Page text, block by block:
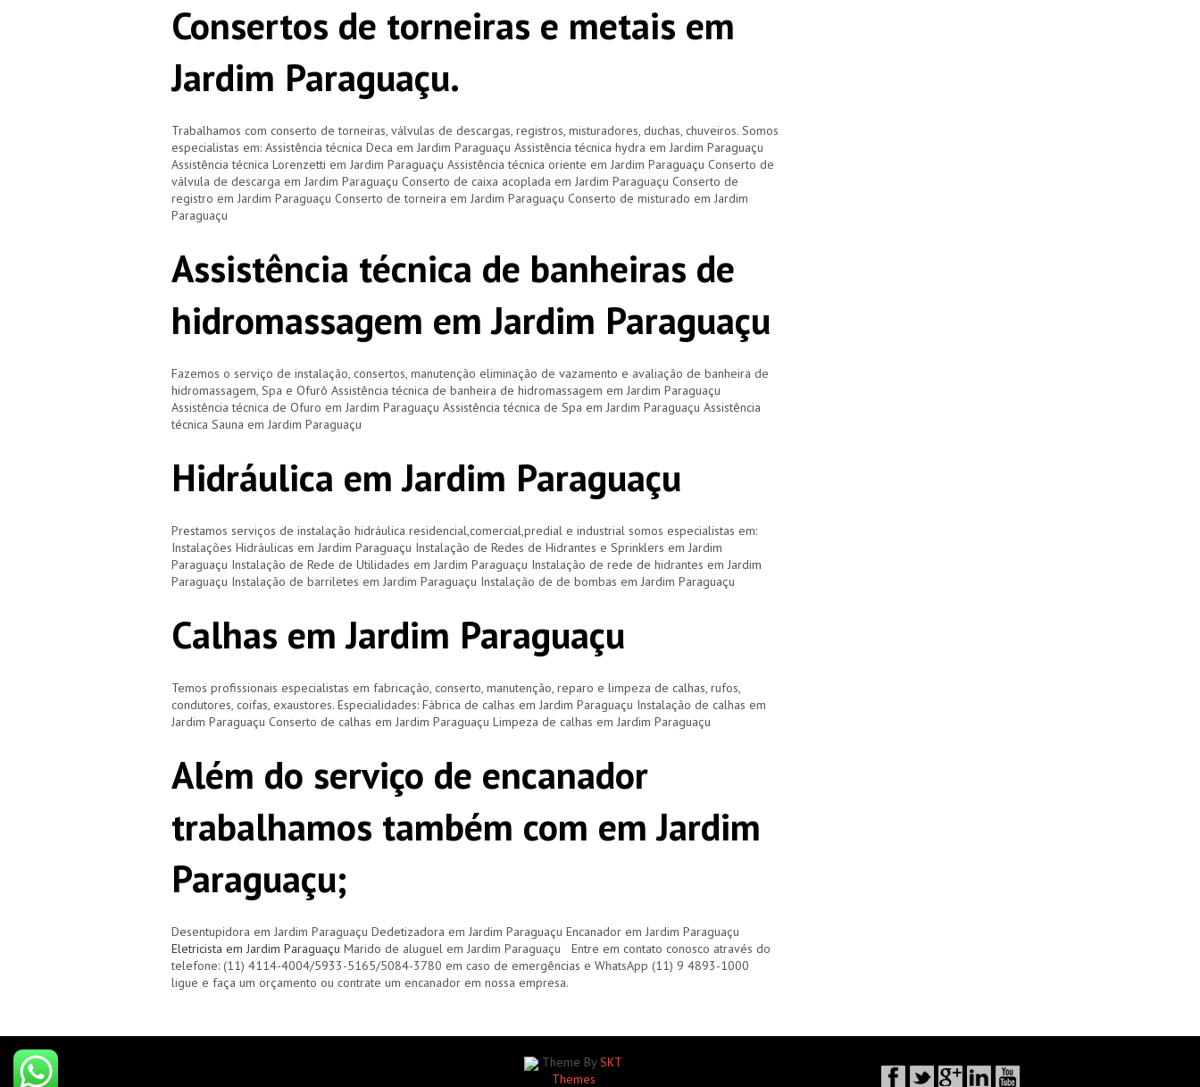
Consertos de torneiras e metais em
Jardim Paraguaçu.
Trabalhamos com conserto de torneiras, válvulas de descargas, registros, misturadores, duchas, chuveiros. Somos
especialistas em: Assistência técnica Deca em Jardim Paraguaçu Assistência técnica hydra em Jardim Paraguaçu
Assistência técnica Lorenzetti em Jardim Paraguaçu Assistência técnica oriente em Jardim Paraguaçu Conserto de
válvula de descarga em Jardim Paraguaçu Conserto de caixa acoplada em Jardim Paraguaçu Conserto de
registro em Jardim Paraguaçu Conserto de torneira em Jardim Paraguaçu Conserto de misturado em Jardim
Paraguaçu
Assistência técnica de banheiras de
hidromassagem em Jardim Paraguaçu
Fazemos o serviço de instalação, consertos, manutenção eliminação de vazamento e avaliação de banheira de
hidromassagem, Spa e Ofurô Assistência técnica de banheira de hidromassagem em Jardim Paraguaçu
Assistência técnica de Ofuro em Jardim Paraguaçu Assistência técnica de Spa em Jardim Paraguaçu Assistência
técnica Sauna em Jardim Paraguaçu
Hidráulica em Jardim Paraguaçu
Prestamos serviços de instalação hidráulica residencial,comercial,predial e industrial somos especialistas em:
Instalações Hidráulicas em Jardim Paraguaçu Instalação de Redes de Hidrantes e Sprinklers em Jardim
Paraguaçu Instalação de Rede de Utilidades em Jardim Paraguaçu Instalação de rede de hidrantes em Jardim
Paraguaçu Instalação de barriletes em Jardim Paraguaçu Instalação de de bombas em Jardim Paraguaçu
Calhas em Jardim Paraguaçu
Temos profissionais especialistas em fabricação, conserto, manutenção, reparo e limpeza de calhas, rufos,
condutores, coifas, exaustores. Especialidades: Fábrica de calhas em Jardim Paraguaçu Instalação de calhas em
Jardim Paraguaçu Conserto de calhas em Jardim Paraguaçu Limpeza de calhas em Jardim Paraguaçu
Além do serviço de encanador
trabalhamos também com em Jardim
Paraguaçu;
Desentupidora em Jardim Paraguaçu Dedetizadora em Jardim Paraguaçu Encanador em Jardim Paraguaçu
Eletricista em Jardim Paraguaçu Marido de aluguel em Jardim Paraguaçu Entre em contato conosco através do
telefone: (11) 4114-4004/5933-5165/5084-3780 em caso de emergências e WhatsApp (11) 9 4893-1000
ligue e faça um orçamento ou contrate um encanador em nossa empresa.
Theme By SKT
Themes